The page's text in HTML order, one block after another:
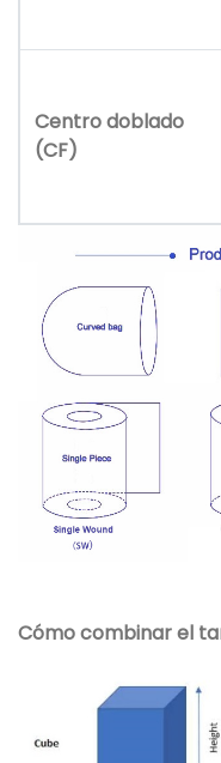
Centro doblado
(CF)
Cómo combinar el